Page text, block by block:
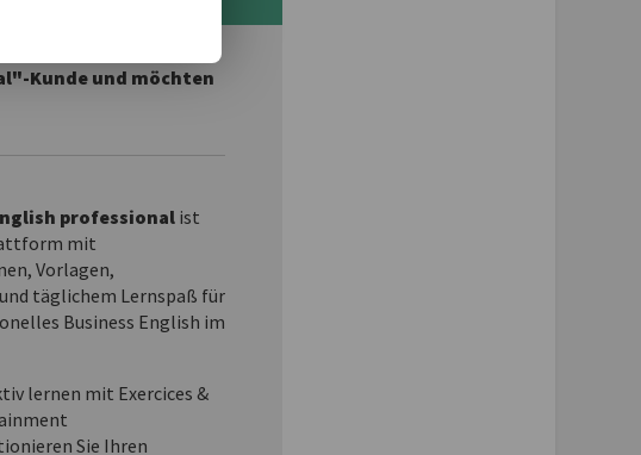
Kunde und möchten
professionalist
mit
Vorlagen,
täglichem Lernspaß für
Business English im
lernen mit Exercices &
Sie Ihren